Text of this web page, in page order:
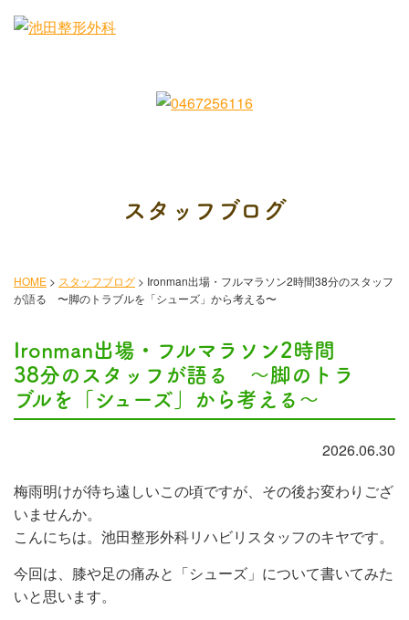
スタッフブログ
HOME > スタッフブログ > Ironman出場・フルマラソン2時間38分のスタッフ
が語る 〜脚のトラブルを「シューズ」から考える〜
Ironman出場・フルマラソン2時間
38分のスタッフが語る 〜脚のトラ
ブルを「シューズ」から考える〜
2026.06.30
梅雨明けが待ち遠しいこの頃ですが、その後お変わりござ
いませんか。
こんにちは。池田整形外科リハビリスタッフのキヤです。
今回は、膝や足の痛みと「シューズ」について書いてみた
いと思います。